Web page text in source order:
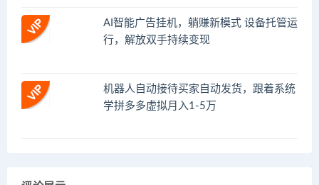
AI智能广告挂机，躺赚新模式 设备托管运
行，解放双手持续变现
机器人自动接待买家自动发货，跟着系统
学拼多多虚拟月入1-5万